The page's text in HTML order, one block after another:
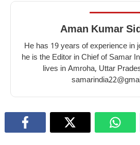
Aman Kumar
He has 19 years of experience in
he is the Editor in Chief of Samar
lives in Amroha, Uttar